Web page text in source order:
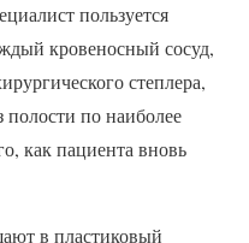
пользуется
кровеносный сосуд,
степлера,
полости по наиболее
как пациента вновь
в пластиковый